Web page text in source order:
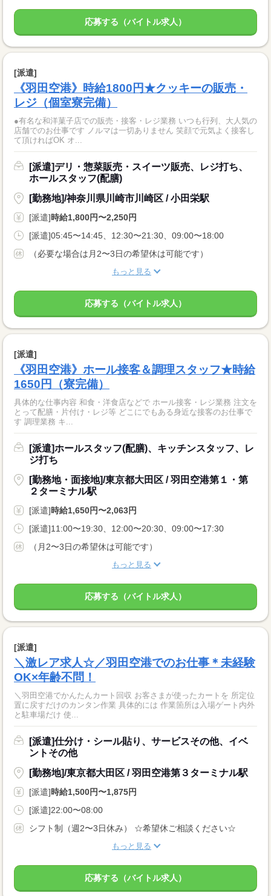
応募する（バイトル求人）
[派遣]
《羽田空港》時給1800円★クッキーの販売・
レジ（個室寮完備）
●有名な和洋菓子店での販売・接客・レジ業務 いつも行列、大人気の
店舗でのお仕事です ノルマは一切ありません 笑顔で元気よく接客し
て頂ければOK オ...
[派遣]デリ・惣菜販売・スイーツ販売、レジ打ち、
ホールスタッフ(配膳)
[勤務地]/神奈川県川崎市川崎区 / 小田栄駅
[派遣]時給1,800円〜2,250円
[派遣]05:45〜14:45、12:30〜21:30、09:00〜18:00
（必要な場合は月2〜3日の希望休は可能です）
もっと見る
応募する（バイトル求人）
[派遣]
《羽田空港》ホール接客＆調理スタッフ★時給
1650円（寮完備）
具体的な仕事内容 和食・洋食店などで ホール接客・レジ業務 注文を
とって配膳・片付け・レジ等 どこにでもある身近な接客のお仕事で
す 調理業務 キ...
[派遣]ホールスタッフ(配膳)、キッチンスタッフ、レ
ジ打ち
[勤務地・面接地]/東京都大田区 / 羽田空港第１・第
２ターミナル駅
[派遣]時給1,650円〜2,063円
[派遣]11:00〜19:30、12:00〜20:30、09:00〜17:30
（月2〜3日の希望休は可能です）
もっと見る
応募する（バイトル求人）
[派遣]
＼激レア求人☆／羽田空港でのお仕事＊未経験
OK×年齢不問！
＼羽田空港でかんたんカート回収 お客さまが使ったカートを 所定位
置に戻すだけのカンタン作業 具体的には 作業箇所は入場ゲート内外
と駐車場だけ 使...
[派遣]仕分け・シール貼り、サービスその他、イベ
ントその他
[勤務地]/東京都大田区 / 羽田空港第３ターミナル駅
[派遣]時給1,500円〜1,875円
[派遣]22:00〜08:00
シフト制（週2〜3日休み） ☆希望休ご相談ください☆
もっと見る
応募する（バイトル求人）